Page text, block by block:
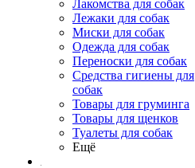
Лакомства для собак
Лежаки для собак
Миски для собак
Одежда для собак
Переноски для собак
Средства гигиены для
собак
Товары для груминга
Товары для щенков
Туалеты для собак
Ещё